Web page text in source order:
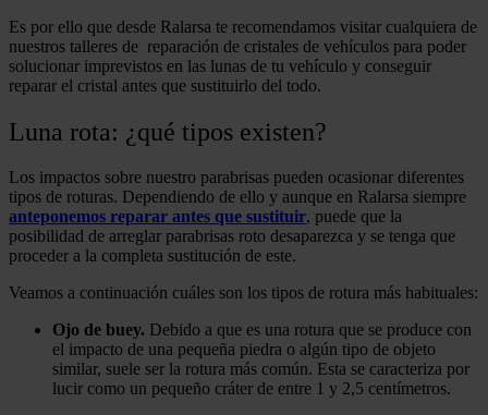
Es por ello que desde Ralarsa te recomendamos visitar cualquiera de
nuestros talleres de reparación de cristales de vehículos para poder
solucionar imprevistos en las lunas de tu vehículo y conseguir
reparar el cristal antes que sustituirlo del todo.
Luna rota: ¿qué tipos existen?
Los impactos sobre nuestro parabrisas pueden ocasionar diferentes
tipos de roturas. Dependiendo de ello y aunque en Ralarsa siempre
anteponemos reparar antes que sustituir, puede que la
posibilidad de arreglar parabrisas roto desaparezca y se tenga que
proceder a la completa sustitución de este.
Veamos a continuación cuáles son los tipos de rotura más habituales:
Ojo de buey. Debido a que es una rotura que se produce con
el impacto de una pequeña piedra o algún tipo de objeto
similar, suele ser la rotura más común. Esta se caracteriza por
lucir como un pequeño cráter de entre 1 y 2,5 centímetros.